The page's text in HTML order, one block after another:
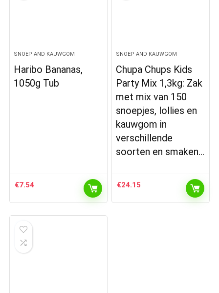
SNOEP AND KAUWGOM
Haribo Bananas,
1050g Tub
€7.54
SNOEP AND KAUWGOM
Chupa Chups Kids
Party Mix 1,3kg: Zak
met mix van 150
snoepjes, lollies en
kauwgom in
verschillende
soorten en smaken…
€24.15